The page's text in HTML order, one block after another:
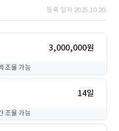
등록 일자 2025.10.20.
3,000,000원
조율 가능
14일
조율 가능